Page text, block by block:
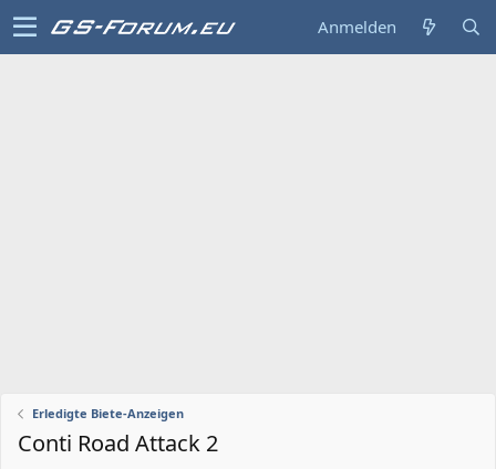
Anmelden
Erledigte Biete-Anzeigen
Conti Road Attack 2